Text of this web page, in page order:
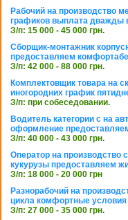
Рабочий на производство
графиков выплата дважды
З/п: 15 000 - 45 000 грн.
Сборщик-монтажник
предоставляем
З/п: 42 000 - 88 000 грн.
Комплектовщик товара на
иногородних график
З/п: при собеседовании.
Водитель категории с на
оформление
З/п: 40 000 - 43 000 грн.
Оператор на производство
кукурузы предоставляем
З/п: 18 000 - 20 000 грн
Разнорабочий на
цикла комфортные
З/п: 27 000 - 35 000 грн.